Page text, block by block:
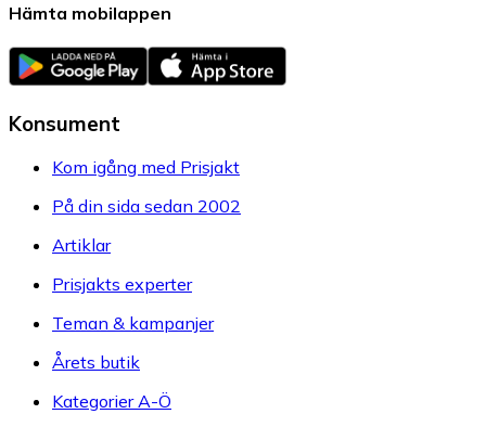
Hämta mobilappen
Konsument
Kom igång med Prisjakt
På din sida sedan 2002
Artiklar
Prisjakts experter
Teman & kampanjer
Årets butik
Kategorier A-Ö